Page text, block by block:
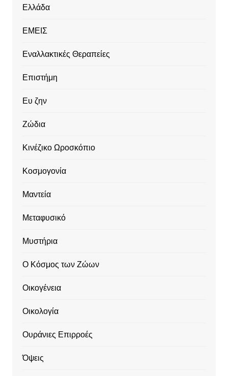
Ελλάδα
ΕΜΕΙΣ
Εναλλακτικές Θεραπείες
Επιστήμη
Ευ ζην
Ζώδια
Κινέζικο Ωροσκόπιο
Κοσμογονία
Μαντεία
Μεταφυσικό
Μυστήρια
Ο Κόσμος των Ζώων
Οικογένεια
Οικολογία
Ουράνιες Επιρροές
Όψεις